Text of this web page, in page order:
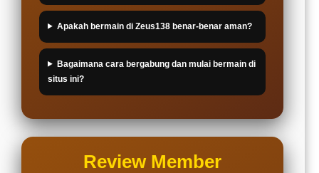
Apakah bermain di Zeus138 benar-benar aman?
Bagaimana cara bergabung dan mulai bermain di
situs ini?
Review Member